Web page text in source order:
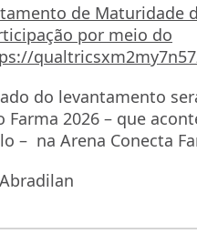
de Maturidade
por meio do
do levantamento
Farma 2026 – que
– na Arena Conecta
Abradilan